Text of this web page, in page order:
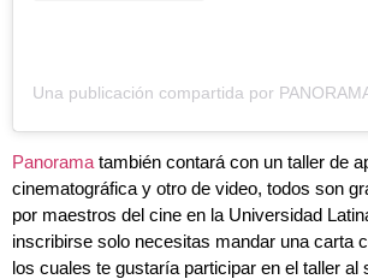
Panorama también contará con un taller de
cinematográfica y otro de video, todos son
por maestros del cine en la Universidad
inscribirse solo necesitas mandar una carta
los cuales te gustaría participar en el taller al